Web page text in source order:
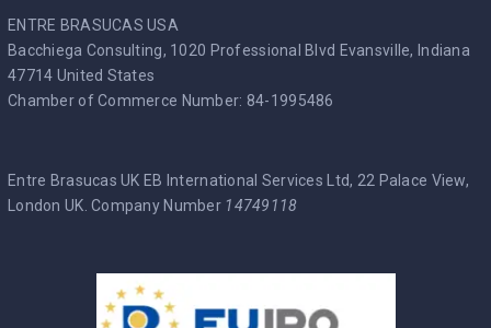
ENTRE BRASUCAS USA
Bacchiega Consulting, 1020 Professional Blvd Evansville, Indiana
47714 United States
Chamber of Commerce Number: 84-1995486
Entre Brasucas UK EB International Services Ltd, 22 Palace View,
London UK. Company Number 14749118